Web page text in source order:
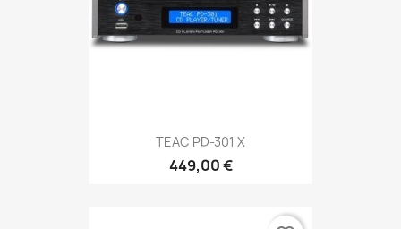
TEAC PD-301 X
449,00 €